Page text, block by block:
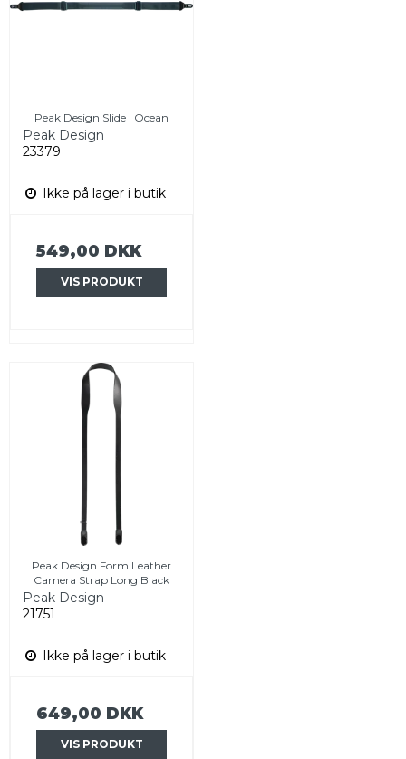
Peak Design Slide I Ocean
Peak Design
23379
Ikke på lager i butik
549,00 DKK
VIS PRODUKT
Peak Design Form Leather
Camera Strap Long Black
Peak Design
21751
Ikke på lager i butik
649,00 DKK
VIS PRODUKT